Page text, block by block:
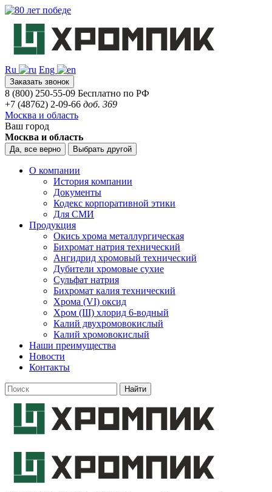
Ru Eng
Заказать звонок
8 (800) 250-55-09 Бесплатно по РФ
+7 (48762) 2-09-66 доб. 369
Москва и область
Ваш город
Москва и область
Да, все верно Выбрать другой
О компании
История компании
Документы
Кодекс корпоративной этики
Для СМИ
Продукция
Окись хрома металлургическая
Бихромат натрия технический
Ангидрид хромовый технический
Дубители хромовые сухие
Сульфат натрия
Бихромат калия технический
Хрома (VI) оксид
Хром (III) хлорид 6-водный
Калий двухромовокислый
Калий хромовокислый
Наши преимущества
Новости
Контакты
Найти